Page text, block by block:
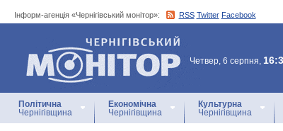
Інформ-агенція «Чернігівський монітор»: RSS Twitter Facebook
Інформ-агенція
«Чернігівський монітор»
Четвер, 6 серпня,
Політична
Чернігівщина
Економічна
Чернігівщина
Культурна
Чернігівщина